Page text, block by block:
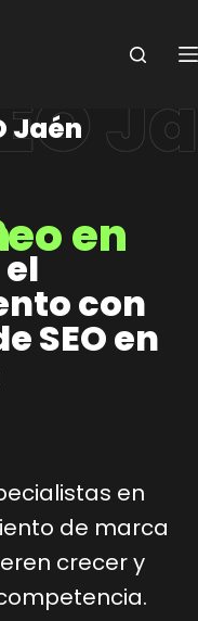
Jaén
con
SEO en
en
de marca
crecer y